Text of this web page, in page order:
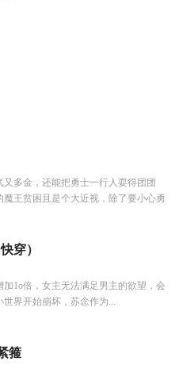
又多金，还能把勇士一行人耍得团团
王贫困且是个大近视，除了要小心勇
穿）
1o倍，女主无法满足男主的欲望，会
界开始崩坏，苏念作为...
箍